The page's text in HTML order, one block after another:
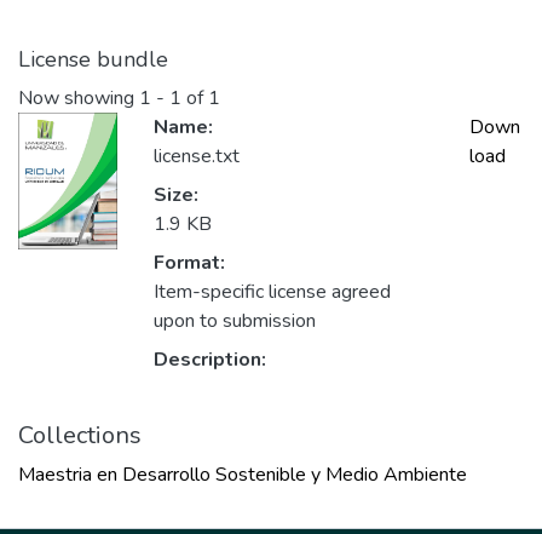
License bundle
Now showing 1 - 1 of 1
Name:
license.txt
Size:
1.9 KB
Format:
Item-specific license agreed
upon to submission
Description:
Down
load
Collections
Maestria en Desarrollo Sostenible y Medio Ambiente